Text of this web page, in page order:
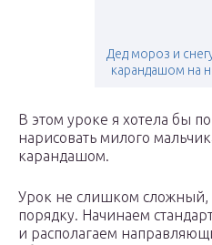
Дед мороз и
карандашом на
В этом уроке я хотела бы
нарисовать милого
карандашом.
Урок не слишком сложный,
порядку. Начинаем
и располагаем